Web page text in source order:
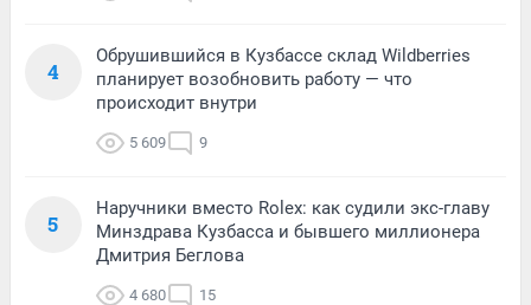
4
Обрушившийся в Кузбассе склад Wildberries
планирует возобновить работу — что
происходит внутри
5 609 9
5
Наручники вместо Rolex: как судили экс-главу
Минздрава Кузбасса и бывшего миллионера
Дмитрия Беглова
4 680 15